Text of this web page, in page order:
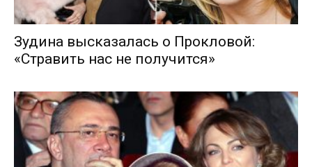
Зудина высказалась о Прокловой:
«Стравить нас не получится»